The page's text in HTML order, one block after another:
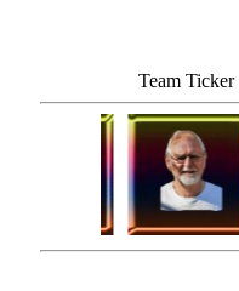
Team Ticker